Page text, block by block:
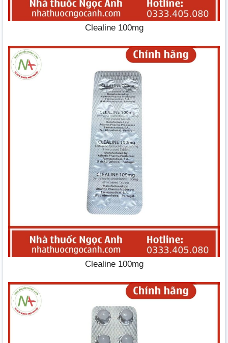
Clealine 100mg
Clealine 100mg